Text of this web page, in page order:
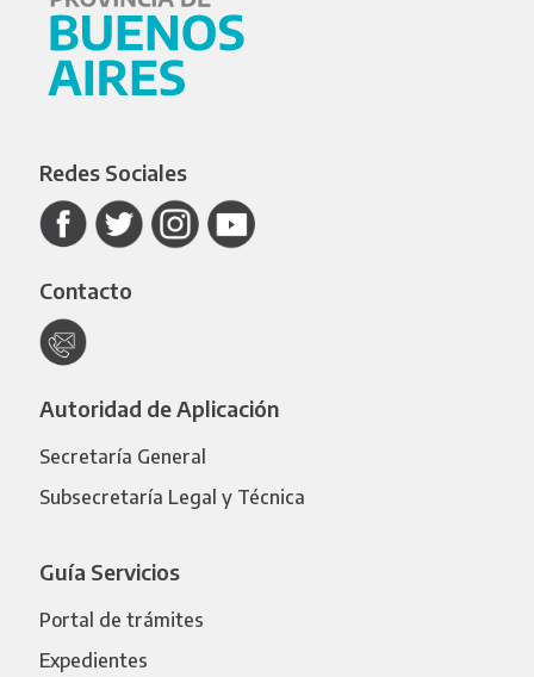
Redes Sociales
Contacto
Autoridad de Aplicación
Secretaría General
Subsecretaría Legal y Técnica
Guía Servicios
Portal de trámites
Expedientes